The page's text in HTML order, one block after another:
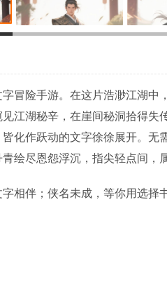
冒险手游。在这片浩渺江湖
江湖秘辛，在崖间秘洞拾得
化作跃动的文字徐徐展开。
绘尽恩怨浮沉，指尖轻点间，
相伴；侠名未成，等你用选择